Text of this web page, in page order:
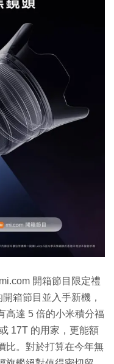
開箱節目限定禮
箱節目並入手新機，
高達 5 倍的小米積分福
17T 的用家，更能額
比。對於打算在今年無